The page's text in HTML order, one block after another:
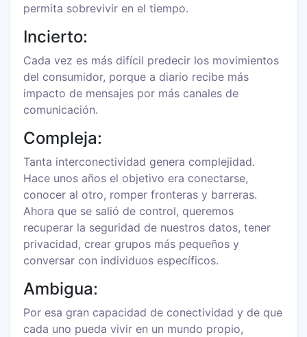
permita sobrevivir en el tiempo.
Incierto:
Cada vez es más difícil predecir los movimientos
del consumidor, porque a diario recibe más
impacto de mensajes por más canales de
comunicación.
Compleja:
Tanta interconectividad genera complejidad.
Hace unos años el objetivo era conectarse,
conocer al otro, romper fronteras y barreras.
Ahora que se salió de control, queremos
recuperar la seguridad de nuestros datos, tener
privacidad, crear grupos más pequeños y
conversar con individuos específicos.
Ambigua:
Por esa gran capacidad de conectividad y de que
cada uno pueda vivir en un mundo propio,